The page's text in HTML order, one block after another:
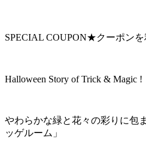
SPECIAL COUPON★クーポン
Halloween Story of Trick & Magic !
やわらかな緑と花々の彩りに包
ッゲルーム」